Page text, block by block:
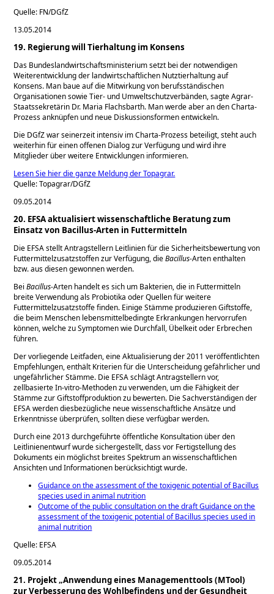
Quelle: FN/DGfZ
13.05.2014
19. Regierung will Tierhaltung im Konsens
Das Bundeslandwirtschaftsministerium setzt bei der notwendigen
Weiterentwicklung der landwirtschaftlichen Nutztierhaltung auf
Konsens. Man baue auf die Mitwirkung von berufsständischen
Organisationen sowie Tier- und Umweltschutzverbänden, sagte Agrar-
Staatssekretärin Dr. Maria Flachsbarth. Man werde aber an den Charta-
Prozess anknüpfen und neue Diskussionsformen entwickeln.
Die DGfZ war seinerzeit intensiv im Charta-Prozess beteiligt, steht auch
weiterhin für einen offenen Dialog zur Verfügung und wird ihre
Mitglieder über weitere Entwicklungen informieren.
Lesen Sie hier die ganze Meldung der Topagrar.
Quelle: Topagrar/DGfZ
09.05.2014
20. EFSA aktualisiert wissenschaftliche Beratung zum
Einsatz von Bacillus-Arten in Futtermitteln
Die EFSA stellt Antragstellern Leitlinien für die Sicherheitsbewertung von
Futtermittelzusatzstoffen zur Verfügung, dieBacillus-Arten enthalten
bzw. aus diesen gewonnen werden.
BeiBacillus-Arten handelt es sich um Bakterien, die in Futtermitteln
breite Verwendung als Probiotika oder Quellen für weitere
Futtermittelzusatzstoffe finden. Einige Stämme produzieren Giftstoffe,
die beim Menschen lebensmittelbedingte Erkrankungen hervorrufen
können, welche zu Symptomen wie Durchfall, Übelkeit oder Erbrechen
führen.
Der vorliegende Leitfaden, eine Aktualisierung der 2011 veröffentlichten
Empfehlungen, enthält Kriterien für die Unterscheidung gefährlicher und
ungefährlicher Stämme. Die EFSA schlägt Antragstellern vor,
zellbasierte In-vitro-Methoden zu verwenden, um die Fähigkeit der
Stämme zur Giftstoffproduktion zu bewerten. Die Sachverständigen der
EFSA werden diesbezügliche neue wissenschaftliche Ansätze und
Erkenntnisse überprüfen, sollten diese verfügbar werden.
Durch eine 2013 durchgeführte öffentliche Konsultation über den
Leitlinienentwurf wurde sichergestellt, dass vor Fertigstellung des
Dokuments ein möglichst breites Spektrum an wissenschaftlichen
Ansichten und Informationen berücksichtigt wurde.
Guidance on the assessment of the toxigenic potential of Bacillus
species used in animal nutrition
Outcome of the public consultation on the draft Guidance on the
assessment of the toxigenic potential of Bacillus species used in
animal nutrition
Quelle: EFSA
09.05.2014
21. Projekt „Anwendung eines Managementtools (MTool)
zur Verbesserung des Wohlbefindens und der Gesundheit